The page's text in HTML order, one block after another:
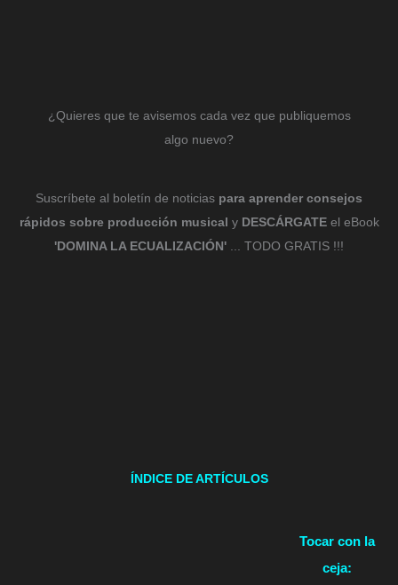
¿Quieres que te avisemos cada vez que publiquemos
algo nuevo?
Suscríbete al boletín de noticias para aprender consejos
rápidos sobre producción musical y DESCÁRGATEel eBook
'DOMINA LA ECUALIZACIÓN' ... TODO GRATIS !!!
ÍNDICE DE ARTÍCULOS
Tocar con la
ceja: